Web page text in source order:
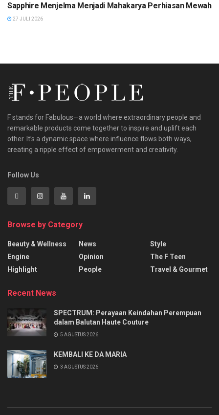
Sapphire Menjelma Menjadi Mahakarya Perhiasan Mewah
27 JULI 2026
F stands for Fabulous—a world where extraordinary people and
remarkable products come together to inspire and uplift each
other. It’s a dynamic space where influence flows both ways,
creating a ripple effect of empowerment and creativity.
Follow Us
Browse by Category
Beauty & Wellness
Engine
Highlight
News
Opinion
People
Style
The F Teen
Travel & Gourmet
Recent News
SPECTRUM: Perayaan Keindahan Perempuan
dalam Balutan Haute Couture
5 AGUSTUS 2026
KEMBALI KE DA MARIA
3 AGUSTUS 2026